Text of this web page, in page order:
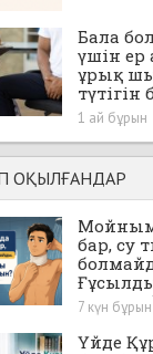
Бала
үшін
ұрық
түтігін
1 ай бұрын
ОҚЫЛҒАНДАР
бар, су
7 күн бұрын
Үйде